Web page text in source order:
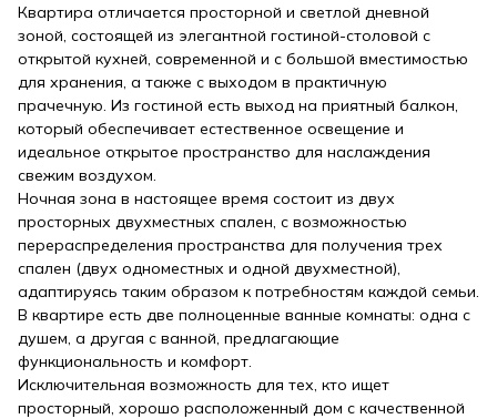
Квартира отличается просторной и светлой дневной
зоной, состоящей из элегантной гостиной-столовой с
открытой кухней, современной и с большой вместимостью
для хранения, а также с выходом в практичную
прачечную. Из гостиной есть выход на приятный балкон,
который обеспечивает естественное освещение и
идеальное открытое пространство для наслаждения
свежим воздухом.
Ночная зона в настоящее время состоит из двух
просторных двухместных спален, с возможностью
перераспределения пространства для получения трех
спален (двух одноместных и одной двухместной),
адаптируясь таким образом к потребностям каждой семьи.
В квартире есть две полноценные ванные комнаты: одна с
душем, а другая с ванной, предлагающие
функциональность и комфорт.
Исключительная возможность для тех, кто ищет
просторный, хорошо расположенный дом с качественной